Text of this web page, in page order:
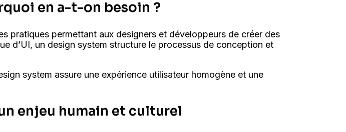
en a-t-on besoin ?
pratiques permettant aux designers et développeurs de créer des
d’UI, un design system structure le processus de conception et
system assure une expérience utilisateur homogène et une
un enjeu humain et culturel